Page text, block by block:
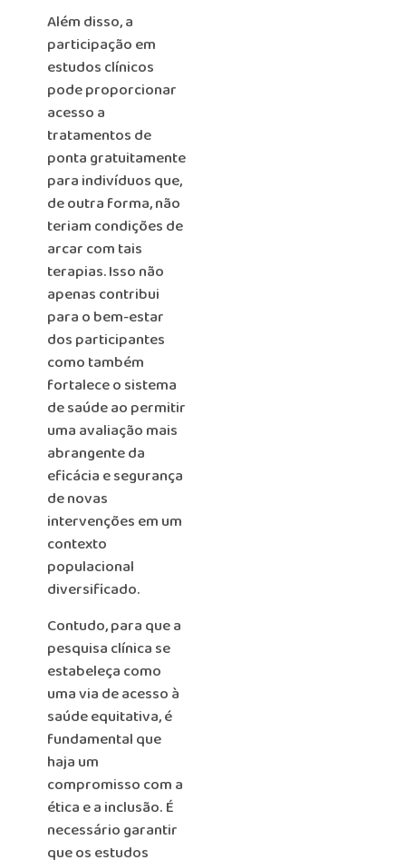
Além disso, a
participação em
estudos clínicos
pode proporcionar
acesso a
tratamentos de
ponta gratuitamente
para indivíduos que,
de outra forma, não
teriam condições de
arcar com tais
terapias. Isso não
apenas contribui
para o bem-estar
dos participantes
como também
fortalece o sistema
de saúde ao permitir
uma avaliação mais
abrangente da
eficácia e segurança
de novas
intervenções em um
contexto
populacional
diversificado.
Contudo, para que a
pesquisa clínica se
estabeleça como
uma via de acesso à
saúde equitativa, é
fundamental que
haja um
compromisso com a
ética e a inclusão. É
necessário garantir
que os estudos